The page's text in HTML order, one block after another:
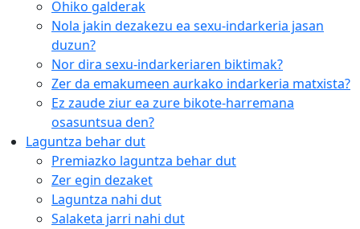
Ohiko galderak
Nola jakin dezakezu ea sexu-indarkeria jasan
duzun?
Nor dira sexu-indarkeriaren biktimak?
Zer da emakumeen aurkako indarkeria matxista?
Ez zaude ziur ea zure bikote-harremana
osasuntsua den?
Laguntza behar dut
Premiazko laguntza behar dut
Zer egin dezaket
Laguntza nahi dut
Salaketa jarri nahi dut